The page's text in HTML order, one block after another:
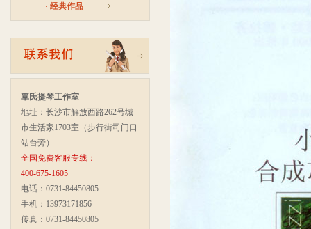
· 经典作品
覃氏提琴工作室
地址：长沙市解放西路262号城
市生活家1703室（步行街司门口
站台旁）
全国免费客服专线：
400-675-1605
电话：0731-84450805
手机：13973171856
传真：0731-84450805